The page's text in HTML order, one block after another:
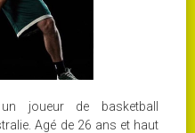
joueur de basketball
Agé de 26 ans et haut